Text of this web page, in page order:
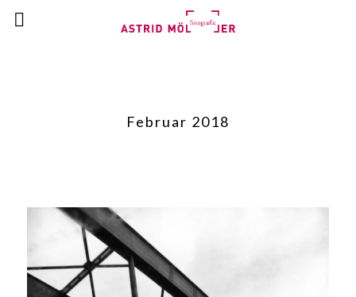
Februar 2018